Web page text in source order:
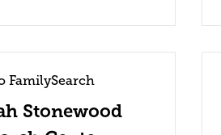
FamilySearch
Stonewood